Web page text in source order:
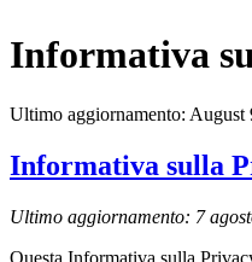
Informativa
Ultimo aggiornamento: August
Informativa sulla
Ultimo aggiornamento: 7
Questa Informativa sulla